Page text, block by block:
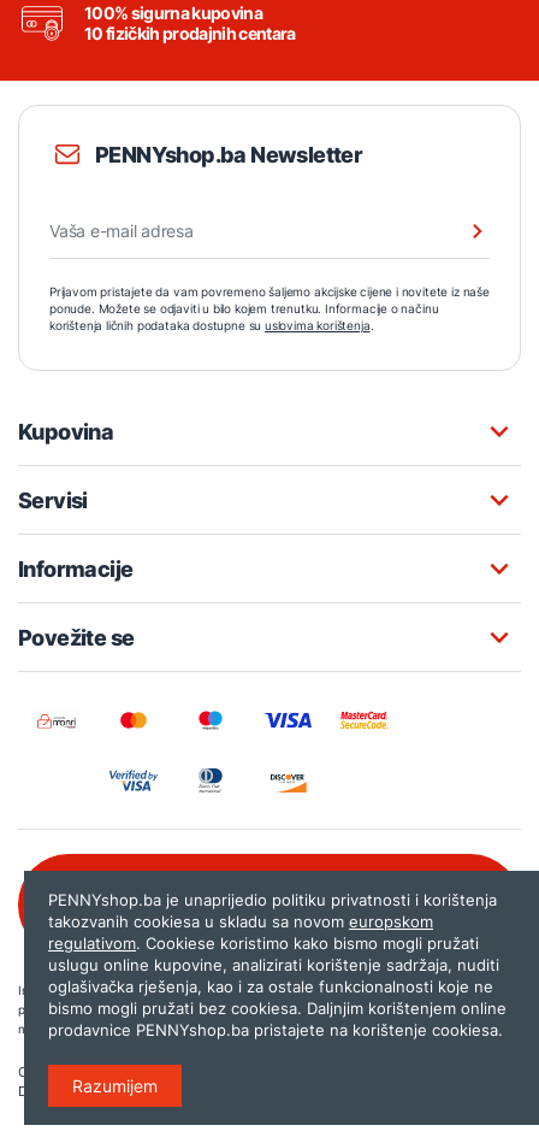
100% sigurna kupovina
10 fizičkih prodajnih centara
PENNYshop.ba Newsletter
Prijavom pristajete da vam povremeno šaljemo akcijske cijene i novitete iz naše
ponude. Možete se odjaviti u bilo kojem trenutku. Informacije o načinu
korištenja ličnih podataka dostupne su uslovima korištenja.
Kupovina
Servisi
Informacije
Povežite se
080 020 261
Internet trgovina PENNYshop.ba nastoji objavljivati samo provjerene i pravilne
podatke. Ako na našoj stranici otkrijete neistinite, odnosno neadekvatne informacije,
molimo vas da nam to javite nashop@pennyplus.com .
Copyright © 2026.
Dizajn i programiranje:
PENNYshop.ba je unaprijedio politiku privatnosti i korištenja
takozvanih cookiesa u skladu sa novom europskom
regulativom. Cookiese koristimo kako bismo mogli pružati
uslugu online kupovine, analizirati korištenje sadržaja, nuditi
oglašivačka rješenja, kao i za ostale funkcionalnosti koje ne
bismo mogli pružati bez cookiesa. Daljnjim korištenjem online
prodavnice PENNYshop.ba pristajete na korištenje cookiesa.
Razumijem